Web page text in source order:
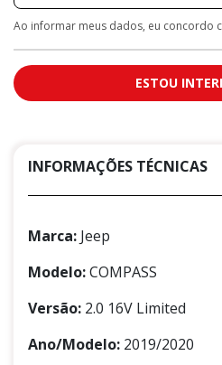
Ao informar meus dados, eu concordo
ESTOU
INFORMAÇÕES TÉCNICAS
Marca: Jeep
Modelo:COMPASS
Versão: 2.0 16V Limited
Ano/Modelo: 2019/2020